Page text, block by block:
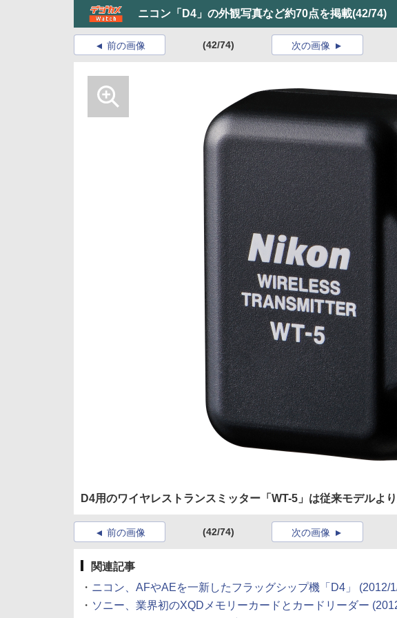
ニコン「D4」の外観写真など約70点を掲載(42/74)
前の画像 (42/74) 次の画像
D4用のワイヤレストランスミッター「WT-5」は従来モデルよ
前の画像 (42/74) 次の画像
関連記事
・ ニコン、AFやAEを一新したフラッグシップ機「D4」 (2012/
・ ソニー、業界初のXQDメモリーカードとカードリーダー